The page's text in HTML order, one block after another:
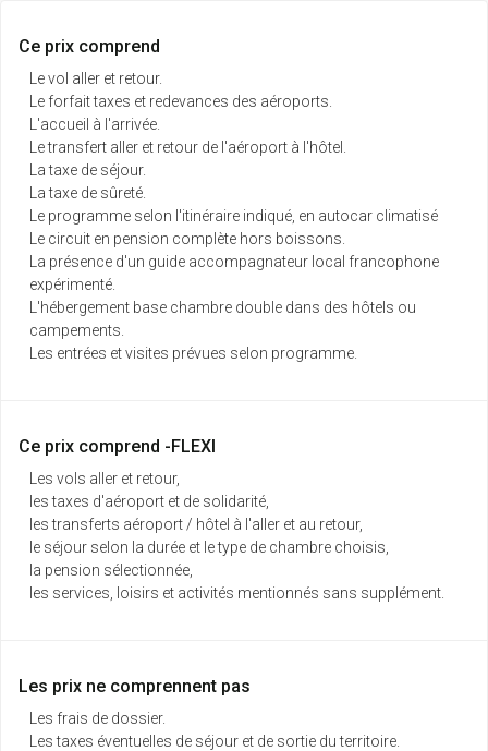
Ce prix comprend
Le vol aller et retour.
Le forfait taxes et redevances des aéroports.
L'accueil à l'arrivée.
Le transfert aller et retour de l'aéroport à l'hôtel.
La taxe de séjour.
La taxe de sûreté.
Le programme selon l'itinéraire indiqué, en autocar climatisé
Le circuit en pension complète hors boissons.
La présence d'un guide accompagnateur local francophone
expérimenté.
L'hébergement base chambre double dans des hôtels ou
campements.
Les entrées et visites prévues selon programme.
Ce prix comprend -FLEXI
Les vols aller et retour,
les taxes d'aéroport et de solidarité,
les transferts aéroport / hôtel à l'aller et au retour,
le séjour selon la durée et le type de chambre choisis,
la pension sélectionnée,
les services, loisirs et activités mentionnés sans supplément.
Les prix ne comprennent pas
Les frais de dossier.
Les taxes éventuelles de séjour et de sortie du territoire.